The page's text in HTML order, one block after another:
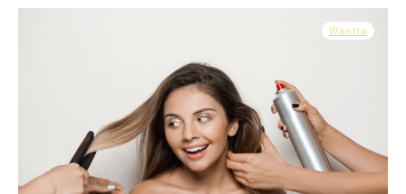
Wanita